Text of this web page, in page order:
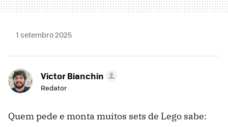
1 setembro 2025
Victor Bianchin
Redator
Quem pede e monta muitos sets de Lego sabe: